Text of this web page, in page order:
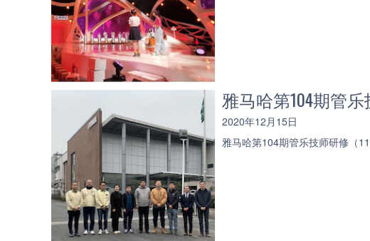
雅马哈第104期管
2020年12月15日
雅马哈第104期管乐技师研修（